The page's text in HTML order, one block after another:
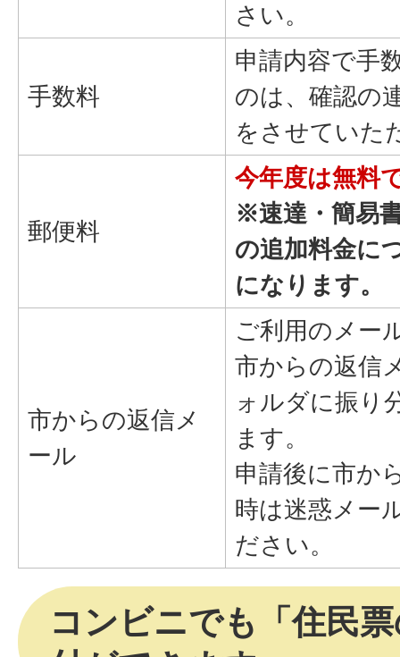
さい。
手数料
申請内容で手
のは、確認の
をさせていた
郵便料
今年度は無料
※速達・簡易
の追加料金に
になります。
市からの返信メ
ール
ご利用のメー
市からの返信
ォルダに振り
ます。
申請後に市か
時は迷惑メー
ださい。
コンビニでも「住民